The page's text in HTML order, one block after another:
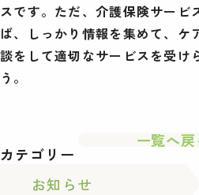
スです。ただ、介護保険サービ
ば、しっかり情報を集めて、ケ
談をして適切なサービスを受け
う。
一覧へ戻
カテゴリー
お知らせ